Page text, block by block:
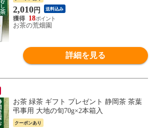
2,010円 送料込み
18
お茶の荒畑園
詳細を見る
お茶 緑茶 ギフト プレゼント 静岡茶 茶葉
弔事用 大地の旬70g×2本箱入
クーポンあり